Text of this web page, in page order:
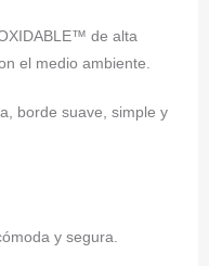
de alta
el medio ambiente.
borde suave, simple y
y segura.